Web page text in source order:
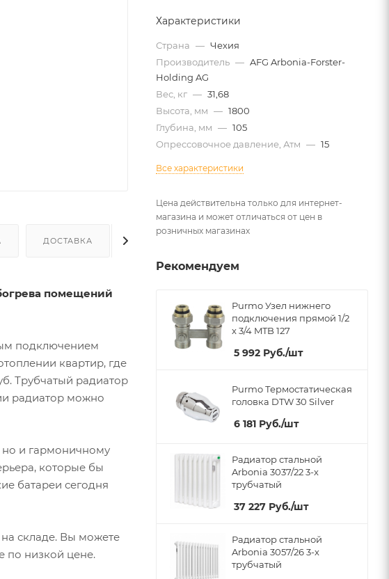
ДОСТАВКА
помещений
подключением
квартир, где
Трубчатый радиатор
радиатор можно
но и гармоничному
которые бы
батареи сегодня
складе. Вы можете
по низкой цене.
Характеристики
Страна — Чехия
Производитель — AFG Arbonia-Forster-
Holding AG
Вес, кг — 31,68
Высота, мм — 1800
Глубина, мм — 105
Опрессовочное давление, Атм — 15
Все характеристики
Цена действительна только для интернет-
магазина и может отличаться от цен в
розничных магазинах
Рекомендуем
Purmo Узел нижнего
подключения прямой 1/2
x 3/4 MTB 127
5 992 Руб./шт
Purmo Термостатическая
головка DTW 30 Silver
6 181 Руб./шт
Радиатор стальной
Arbonia 3037/22 3-х
трубчатый
37 227 Руб./шт
Радиатор стальной
Arbonia 3057/26 3-х
трубчатый